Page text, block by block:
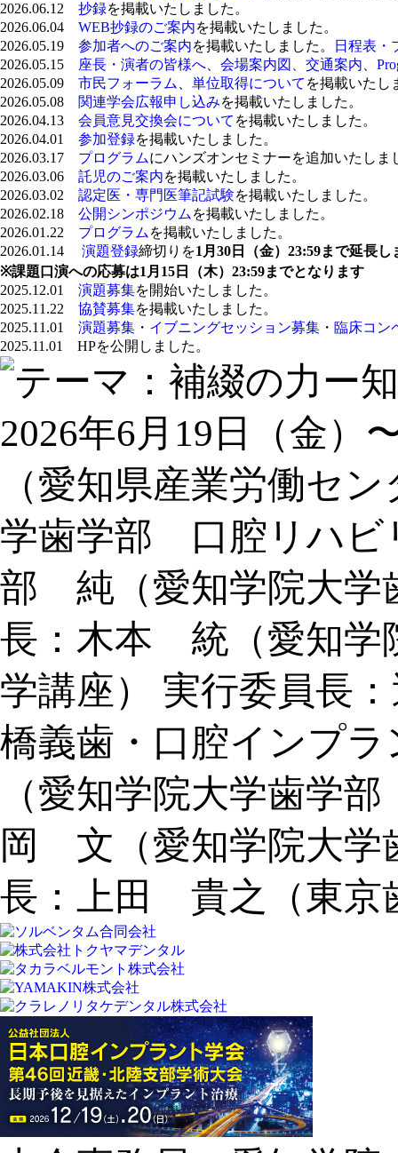
2026.06.12 抄録を掲載いたしました。
2026.06.04 WEB抄録のご案内を掲載いたしました。
2026.05.19 参加者へのご案内を掲載いたしました。
日程表・
2026.05.15
座長・演者の皆様へ 会場案内図、交通案内
2026.05.09 市民フォーラム 単位取得について を掲載いたし
2026.05.08 関連学会広報申し込みを掲載いたしました。
2026.04.13 会員意見交換会について を掲載いたしました。
2026.04.01 参加登録を掲載いたしました。
2026.03.17 プログラムにハンズオンセミナーを追加いたしま
2026.03.06 託児のご案内を掲載いたしました。
2026.03.02 認定医・専門医筆記試験を掲載いたしました。
2026.02.18 公開シンポジウム を掲載いたしました。
2026.01.22 プログラム を掲載いたしました。
2026.01.14 演題登録締切りを1月30日（金）23:59まで延長し
※課題口演への応募は1月15日（木）23:59までとなります
2025.12.01 演題募集を開始いたしました。
2025.11.22 協賛募集を掲載いたしました。
2025.11.01 演題募集 ・ イブニングセッション募集 ・ 臨床コン
2025.11.01 HPを公開しました。